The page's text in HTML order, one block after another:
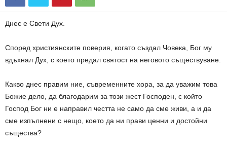
Днес е Свети Дух.
Според християнските поверия, когато създал Човека, Бог му
вдъхнал Дух, с което предал святост на неговото съществуване.
Какво днес правим ние, съвременните хора, за да уважим това
Божие дело, да благодарим за този жест Господен, с който
Господ Бог ни е направил честта не само да сме живи, а и да
сме изпълнени с нещо, което да ни прави ценни и достойни
същества?